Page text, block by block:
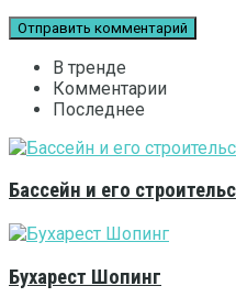
В тренде
Комментарии
Последнее
Бассейн и его
Бухарест Шопинг